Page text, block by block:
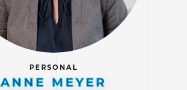
PERSONAL
ANNE MEYER